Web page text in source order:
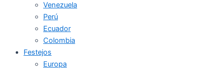
Venezuela
Perú
Ecuador
Colombia
Festejos
Europa